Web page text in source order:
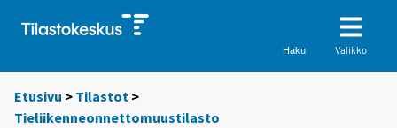
Haku Valikko
Etusivu > Tilastot >
Tieliikenneonnettomuustilasto